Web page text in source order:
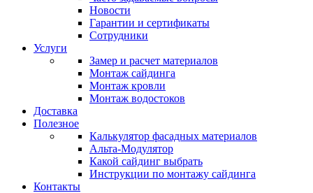
Новости
Гарантии и сертификаты
Сотрудники
Услуги
Замер и расчет материалов
Монтаж сайдинга
Монтаж кровли
Монтаж водостоков
Доставка
Полезное
Калькулятор фасадных материалов
Альта-Модулятор
Какой сайдинг выбрать
Инструкции по монтажу сайдинга
Контакты